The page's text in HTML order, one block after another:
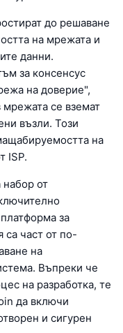
до решаване
на мрежата и
данни.
за консенсус
на доверие",
мрежата се вземат
възли. Този
на
ISP.
набор от
за
част от по-
на
Въпреки че
на разработка, те
да включи
и сигурен